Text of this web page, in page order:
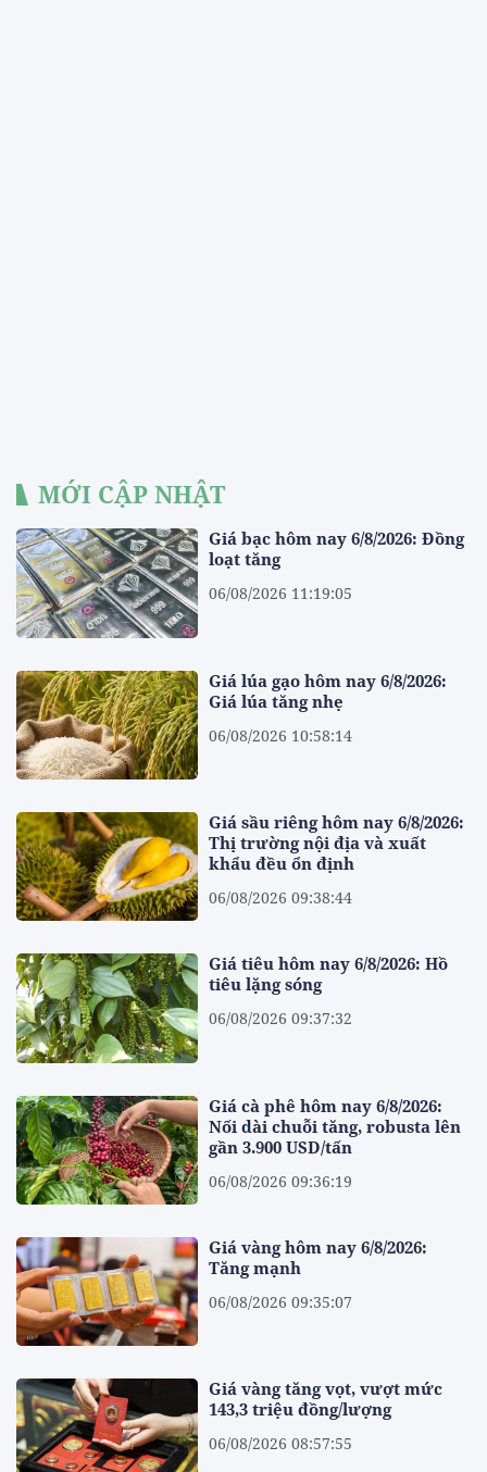
MỚI CẬP NHẬT
Giá bạc hôm nay 6/8/2026: Đồng
loạt tăng
06/08/2026 11:19:05
Giá lúa gạo hôm nay 6/8/2026:
Giá lúa tăng nhẹ
06/08/2026 10:58:14
Giá sầu riêng hôm nay 6/8/2026:
Thị trường nội địa và xuất
khẩu đều ổn định
06/08/2026 09:38:44
Giá tiêu hôm nay 6/8/2026: Hồ
tiêu lặng sóng
06/08/2026 09:37:32
Giá cà phê hôm nay 6/8/2026:
Nối dài chuỗi tăng, robusta lên
gần 3.900 USD/tấn
06/08/2026 09:36:19
Giá vàng hôm nay 6/8/2026:
Tăng mạnh
06/08/2026 09:35:07
Giá vàng tăng vọt, vượt mức
143,3 triệu đồng/lượng
06/08/2026 08:57:55